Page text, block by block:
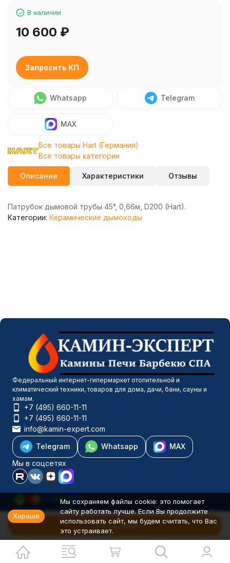
В наличии
10 600 ₽
В корзину
Запросить КП
Whatsapp Telegram
MAX
Все товары Hart (Германия)
Все товары категории
Описание Характеристики Отзывы
Патрубок дымовой трубы 45°, 0,66м, D200 (Hart).
Категории: Керамические дымоходы
Федеральный интернет-гипермаркет отопительной и
климатический техники, товаров для дома, дачи, бани, сауны и
хамам.
+7 (495) 660-11-11
+7 (495) 660-11-11
info@kamin-expert.com
Telegram
Whatsapp
MAX
Мы в соцсетях
Каталог товаров
Компания
Информация
Политика персональных данных
© 2001-2026 Камин-Эксперт ИП Понюхов В. А. ОГРНИП
Хорошо
Мы сохраняем файлы cookie: это помогает
сайту работать лучше. Если Вы продолжите
использовать сайт, мы будем считать, что Вас
это устраивает.